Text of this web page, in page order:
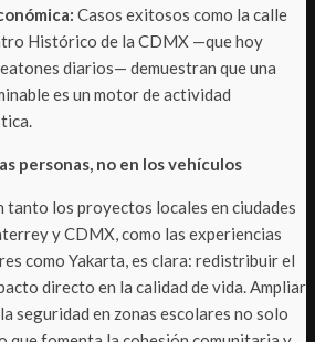
Casos exitosos como la calle
Histórico de la CDMX —que hoy
diarios— demuestran que una
es un motor de actividad
personas, no en los vehículos
tanto los proyectos locales en ciudades
y CDMX, como las experiencias
como Yakarta, es clara: redistribuir el
directo en la calidad de vida. Ampliar
seguridad en zonas escolares no solo